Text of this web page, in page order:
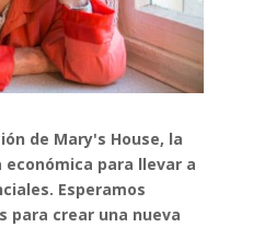
de Mary's House, la
para llevar a
Esperamos
para crear una nueva